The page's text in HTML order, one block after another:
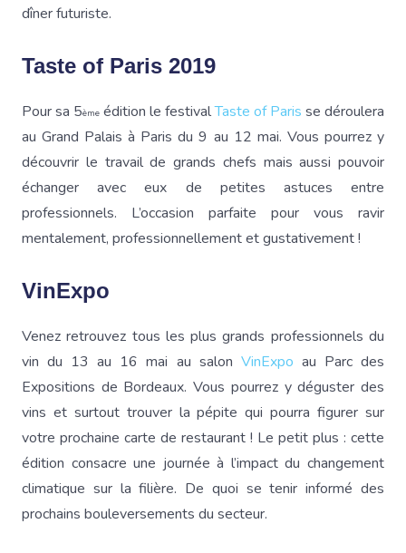
dîner futuriste.
Taste of Paris 2019
Pour sa 5ème édition le festivalTaste of Paris se déroulera
au Grand Palais à Paris du 9 au 12 mai. Vous pourrez y
découvrir le travail de grands chefs mais aussi pouvoir
échanger avec eux de petites astuces entre
professionnels. L’occasion parfaite pour vous ravir
mentalement, professionnellement et gustativement !
VinExpo
Venez retrouvez tous les plus grands professionnels du
vin du 13 au 16 mai au salon VinExpo au Parc des
Expositions de Bordeaux. Vous pourrez y déguster des
vins et surtout trouver la pépite qui pourra figurer sur
votre prochaine carte de restaurant ! Le petit plus : cette
édition consacre une journée à l’impact du changement
climatique sur la filière. De quoi se tenir informé des
prochains bouleversements du secteur.